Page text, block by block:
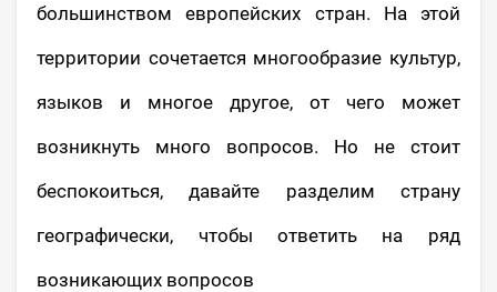
большинством европейских стран. На этой
территории сочетается многообразие культур,
языков и многое другое, от чего может
возникнуть много вопросов. Но не стоит
беспокоиться, давайте разделим страну
географически, чтобы ответить на ряд
возникающих вопросов